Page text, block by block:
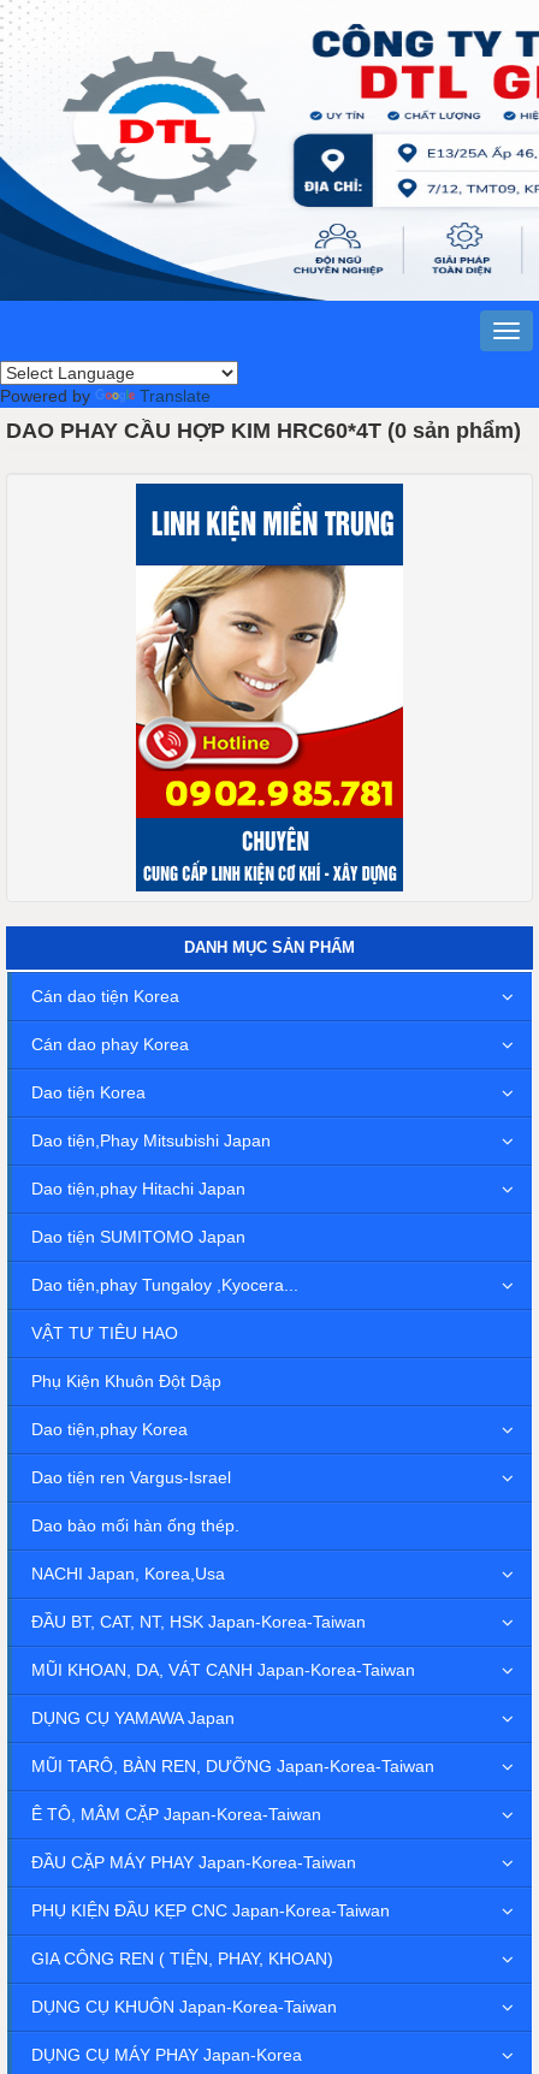
Powered by Translate
DAO PHAY CẦU HỢP KIM HRC60*4T (0 sản phẩm)
DANH MỤC SẢN PHẨM
Cán dao tiện Korea
Cán dao phay Korea
Dao tiện Korea
Dao tiện,Phay Mitsubishi Japan
Dao tiện,phay Hitachi Japan
Dao tiện SUMITOMO Japan
Dao tiện,phay Tungaloy ,Kyocera...
VẬT TƯ TIÊU HAO
Phụ Kiện Khuôn Đột Dập
Dao tiện,phay Korea
Dao tiện ren Vargus-Israel
Dao bào mối hàn ống thép.
NACHI Japan, Korea,Usa
ĐẦU BT, CAT, NT, HSK Japan-Korea-Taiwan
MŨI KHOAN, DA, VÁT CẠNH Japan-Korea-Taiwan
DỤNG CỤ YAMAWA Japan
MŨI TARÔ, BÀN REN, DƯỠNG Japan-Korea-Taiwan
Ê TÔ, MÂM CẶP Japan-Korea-Taiwan
ĐẦU CẶP MÁY PHAY Japan-Korea-Taiwan
PHỤ KIỆN ĐẦU KẸP CNC Japan-Korea-Taiwan
GIA CÔNG REN ( TIỆN, PHAY, KHOAN)
DỤNG CỤ KHUÔN Japan-Korea-Taiwan
DỤNG CỤ MÁY PHAY Japan-Korea